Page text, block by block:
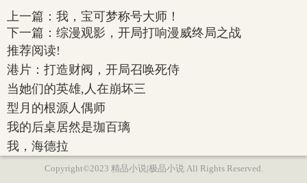
上一篇： 我，宝可梦称号大师！
下一篇： 综漫观影，开局打响漫威终局之战
推荐阅读!
港片：打造财阀，开局召唤死侍
当她们的英雄,人在崩坏三
型月的根源人偶师
我的后桌居然是珈百璃
我，海德拉
Copyright©2023 精品小说|极品小说 All Rights Reserved.